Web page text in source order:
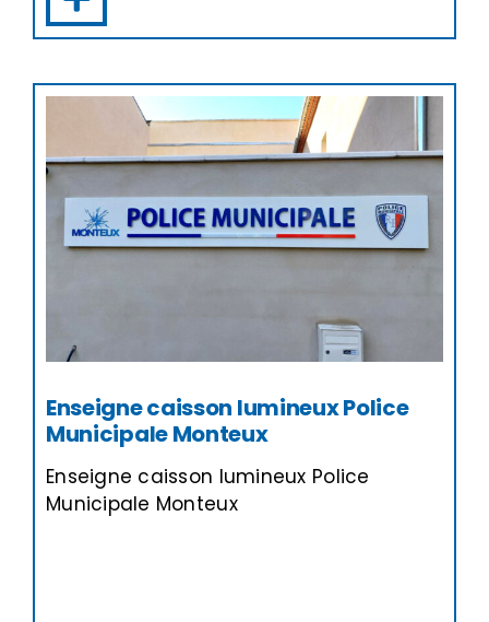
Enseigne caisson lumineux Police
Municipale Monteux
Enseigne caisson lumineux Police
Municipale Monteux